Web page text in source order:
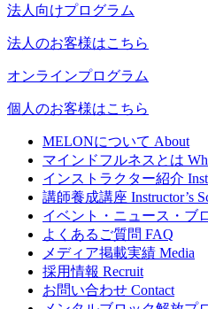
法人向けプログラム
法人のお客様はこちら
オンラインプログラム
個人のお客様はこちら
MELONについて About
マインドフルネスとは
インストラクター紹介
講師養成講座 Instructor’s
イベント・ニュース・ブ
よくあるご質問 FAQ
メディア掲載実績 Media
採用情報 Recruit
お問い合わせ Contact